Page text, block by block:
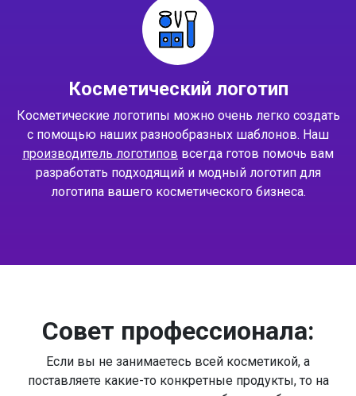
Косметический логотип
Косметические логотипы можно очень легко создать
с помощью наших разнообразных шаблонов. Наш
производитель логотипов всегда готов помочь вам
разработать подходящий и модный логотип для
логотипа вашего косметического бизнеса.
Совет профессионала:
Если вы не занимаетесь всей косметикой, а
поставляете какие-то конкретные продукты, то на